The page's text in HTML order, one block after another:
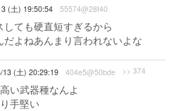
(土) 19:50:54 55574@28f40
ても硬直短すぎるから
よねあんまり言われないよな
13 (土) 20:29:19 404e5@50bde >> 374
い武器種なんよ
手堅い